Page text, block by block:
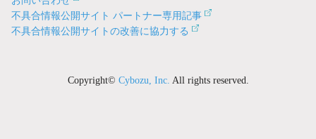
不具合情報公開サイト パートナー専用記事
不具合情報公開サイトの改善に協力する
Copyright© Cybozu, Inc. All rights reserved.